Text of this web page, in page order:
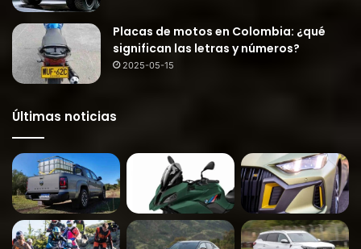
Placas de motos en Colombia: ¿qué
significan las letras y números?
2025-05-15
Últimas noticias